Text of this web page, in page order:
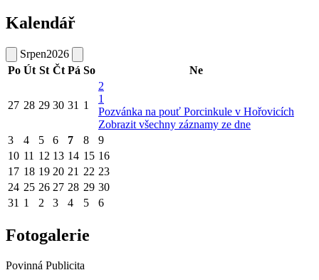
Kalendář
Srpen2026
Po Út St Čt Pá So Ne
27 28 29 30 31 1
2
1
Pozvánka na pouť Porcinkule v Hořovicích
Zobrazit všechny záznamy ze dne
3
4 5 6 7 8
9
10 11 12 13 14 15 16
17 18 19 20 21 22 23
24 25 26 27 28 29 30
31 1 2 3 4 5 6
Fotogalerie
Povinná Publicita